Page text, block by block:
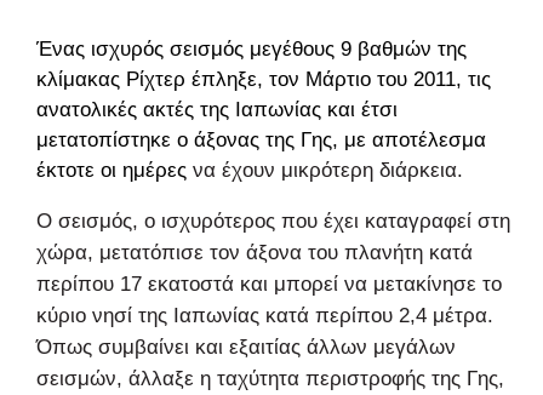
Ένας ισχυρός σεισμός μεγέθους 9 βαθμών της
κλίμακας Ρίχτερ έπληξε, τον Μάρτιο του 2011, τις
ανατολικές ακτές της Ιαπωνίας και έτσι
μετατοπίστηκε ο άξονας της Γης, με αποτέλεσμα
έκτοτε οι ημέρες να έχουν μικρότερη διάρκεια.
Ο σεισμός, ο ισχυρότερος που έχει καταγραφεί στη
χώρα, μετατόπισε τον άξονα του πλανήτη κατά
περίπου 17 εκατοστά και μπορεί να μετακίνησε το
κύριο νησί της Ιαπωνίας κατά περίπου 2,4 μέτρα.
Όπως συμβαίνει και εξαιτίας άλλων μεγάλων
σεισμών, άλλαξε η ταχύτητα περιστροφής της Γης,